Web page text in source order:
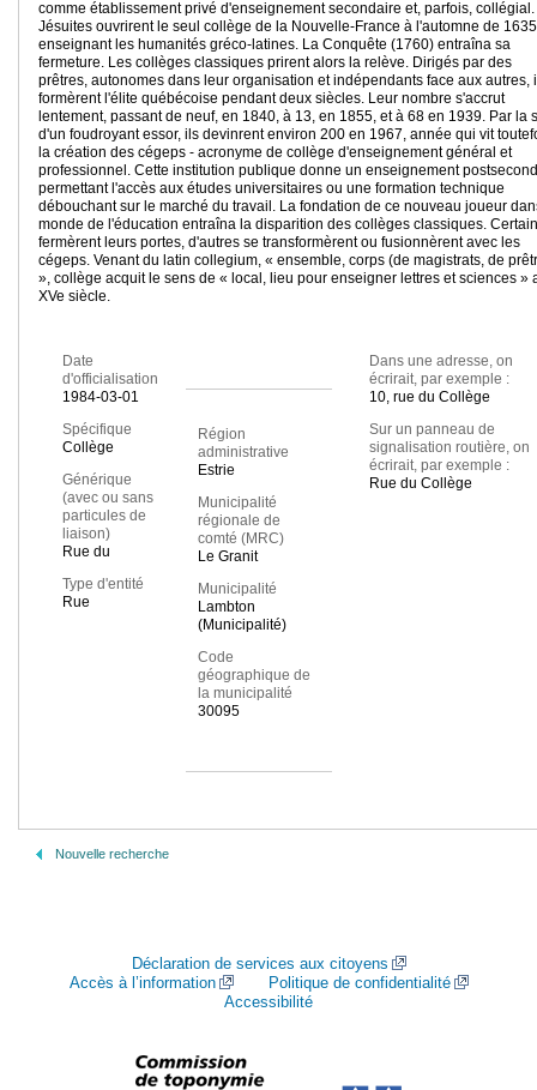
comme établissement privé d'enseignement secondaire et, parfois,
Jésuites ouvrirent le seul collège de la Nouvelle-France à l'automne de
enseignant les humanités gréco-latines. La Conquête (1760) entraîna sa
fermeture. Les collèges classiques prirent alors la relève. Dirigés par des
prêtres, autonomes dans leur organisation et indépendants face aux autres,
formèrent l'élite québécoise pendant deux siècles. Leur nombre s'accrut
lentement, passant de neuf, en 1840, à 13, en 1855, et à 68 en 1939. Par la
d'un foudroyant essor, ils devinrent environ 200 en 1967, année qui vit
la création des cégeps - acronyme de collège d'enseignement général et
professionnel. Cette institution publique donne un enseignement
permettant l'accès aux études universitaires ou une formation technique
débouchant sur le marché du travail. La fondation de ce nouveau joueur
monde de l'éducation entraîna la disparition des collèges classiques.
fermèrent leurs portes, d'autres se transformèrent ou fusionnèrent avec les
cégeps. Venant du latin collegium, « ensemble, corps (de magistrats, de
», collège acquit le sens de « local, lieu pour enseigner lettres et sciences »
XVe siècle.
Date
d'officialisation
1984-03-01
Spécifique
Collège
Générique
(avec ou sans
particules de
liaison)
Rue du
Type d'entité
Rue
Région
administrative
Estrie
Municipalité
régionale de
comté (MRC)
Le Granit
Municipalité
Lambton
(Municipalité)
Code
géographique de
la municipalité
30095
Dans une adresse, on
écrirait, par exemple :
10, rue du Collège
Sur un panneau de
signalisation routière, on
écrirait, par exemple :
Rue du Collège
Nouvelle recherche
Déclaration de services aux citoyens
Accès à l’information
Politique de confidentialité
Accessibilité